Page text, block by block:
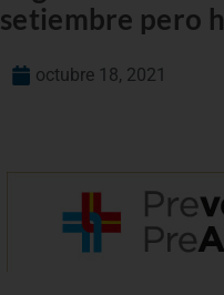
setiembre pero
octubre 18, 2021